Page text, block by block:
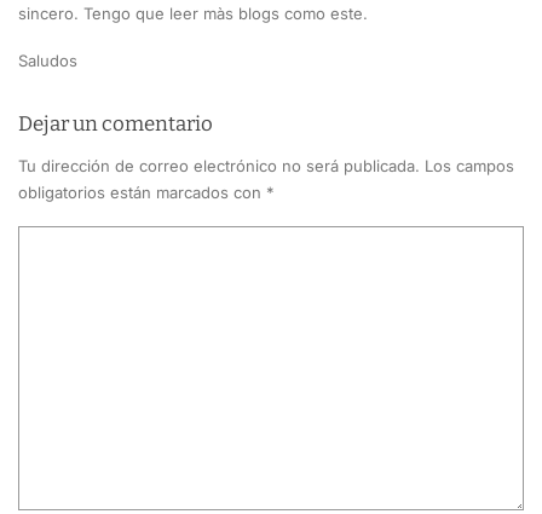
sincero. Tengo que leer màs blogs como este.
Saludos
Dejar un comentario
Tu dirección de correo electrónico no será publicada. Los campos
obligatorios están marcados con *